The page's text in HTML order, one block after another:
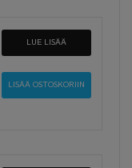
LUE LISÄÄ